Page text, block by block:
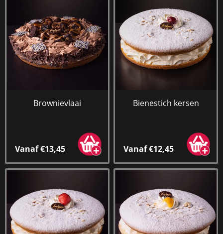
Brownievlaai
Vanaf €13,45
Bienestich kersen
Vanaf €12,45